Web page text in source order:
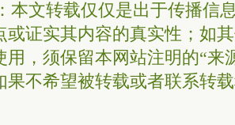
本文转载仅仅是出于传播信
或证实其内容的真实性；如
用，须保留本网站注明的“来
果不希望被转载或者联系转